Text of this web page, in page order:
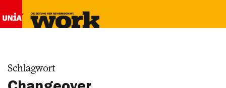
Schlagwort